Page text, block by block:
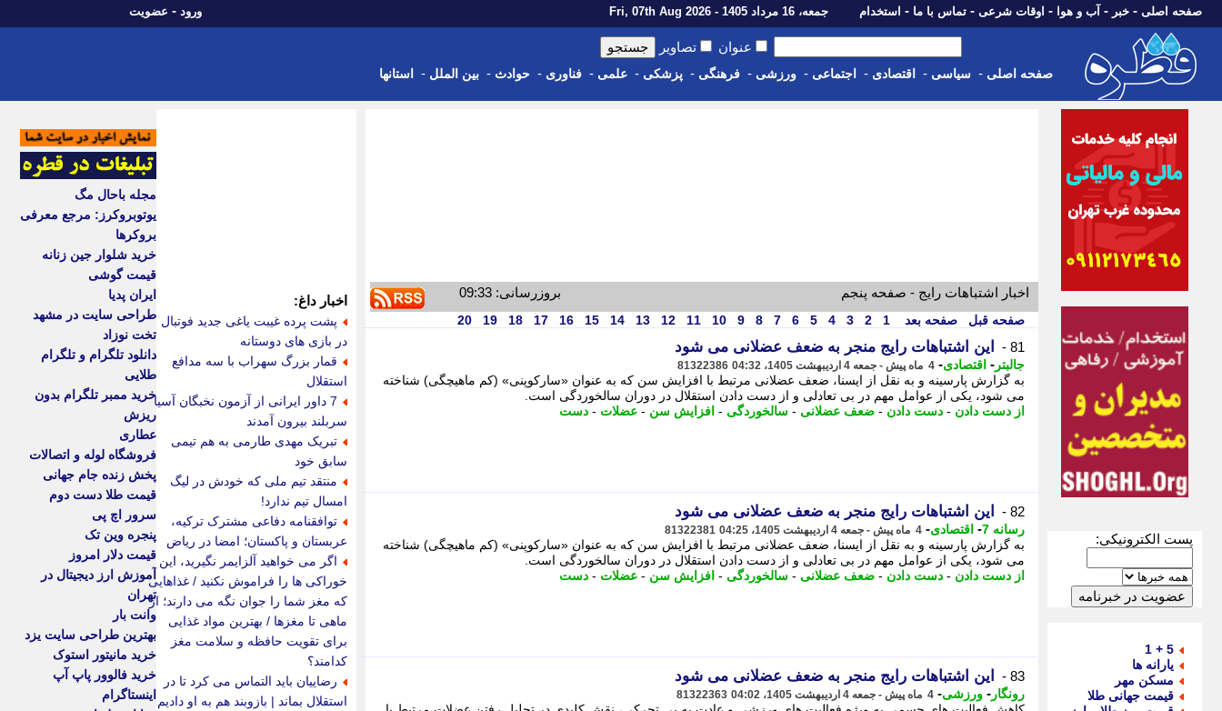
صفحه اصلی - خبر - آب و هوا - اوقات شرعی - تماس با ما - استخدام جمعه، 16 مرداد 1405 - Fri, 07th Aug 2026 ورود - عضویت
عنوان تصاویر
صفحه اصلی - سیاسی - اقتصادی - اجتماعی - ورزشی - فرهنگی - پزشکی - علمی - فناوری - حوادث - بین الملل - استانها
پست الکترونیکی:
5 + 1
یارانه ها
مسکن مهر
قیمت جهانی طلا
اخبار اشتباهات رایج - صفحه پنجم بروزرسانی: 09:33
صفحه قبل صفحه بعد 1
2
3
4
5
6
7
8
9
10
11
12
13
14
15
16
17
18
19
20
81 - این اشتباهات رایج منجر به ضعف عضلانی می شود
جالبتر - اقتصادی- 4 ماه پیش - جمعه 4 اردیبهشت 1405، 04:32 81322386
به گزارش پارسینه و به نقل از ایسنا، ضعف عضلانی مرتبط با افزایش سن که به عنوان «سارکوپنی» (کم ماهیچگی) شناخته
می شود، یکی از عوامل مهم در بی تعادلی و از دست دادن استقلال در دوران سالخوردگی است.
از دست دادن - دست دادن - ضعف عضلانی - سالخوردگی - افزایش سن - عضلات - دست
82 - این اشتباهات رایج منجر به ضعف عضلانی می شود
رسانه 7 - اقتصادی- 4 ماه پیش - جمعه 4 اردیبهشت 1405، 04:25 81322381
به گزارش پارسینه و به نقل از ایسنا، ضعف عضلانی مرتبط با افزایش سن که به عنوان «سارکوپنی» (کم ماهیچگی) شناخته
می شود، یکی از عوامل مهم در بی تعادلی و از دست دادن استقلال در دوران سالخوردگی است.
از دست دادن - دست دادن - ضعف عضلانی - سالخوردگی - افزایش سن - عضلات - دست
83 - این اشتباهات رایج منجر به ضعف عضلانی می شود
رونگار - ورزشی- 4 ماه پیش - جمعه 4 اردیبهشت 1405، 04:02 81322363
اخبار داغ:
پشت پرده غیبت یاغی جدید فوتبال
در بازی های دوستانه
قمار بزرگ سهراب با سه مدافع
استقلال
7 داور ایرانی از آزمون نخبگان آسیا
سربلند بیرون آمدند
تبریک مهدی طارمی به هم تیمی
سابق خود
منتقد تیم ملی که خودش در لیگ
امسال تیم ندارد!
توافقنامه دفاعی مشترک ترکیه،
عربستان و پاکستان؛ امضا در ریاض
اگر می خواهید آلزایمر نگیرید، این
خوراکی ها را فراموش نکنید / غذاهایی
که مغز شما را جوان نگه می دارند؛ از
ماهی تا مغزها / بهترین مواد غذایی
برای تقویت حافظه و سلامت مغز
کدامند؟
رضاییان باید التماس می کرد تا در
استقلال بماند | بازوبند هم به او دادیم
مجله باحال مگ
یوتوبروکرز: مرجع معرفی
بروکرها
خرید شلوار جین زنانه
قیمت گوشی
ایران پدیا
طراحی سایت در مشهد
تخت نوزاد
دانلود تلگرام و تلگرام
طلایی
خرید ممبر تلگرام بدون
ریزش
عطاری
فروشگاه لوله و اتصالات
پخش زنده جام جهانی
قیمت طلا دست دوم
سرور اچ پی
پنجره وین تک
قیمت دلار امروز
آموزش ارز دیجیتال در
تهران
وانت بار
بهترین طراحی سایت یزد
خرید مانیتور استوک
خرید فالوور پاپ آپ
اینستاگرام